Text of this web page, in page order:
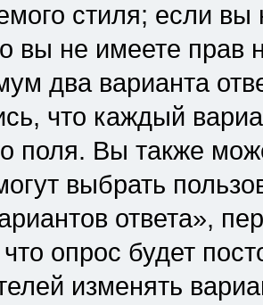
стиля; если вы
вы не имеете прав
два варианта
что каждый
поля. Вы также
выбрать
ответа»,
что опрос будет
изменять